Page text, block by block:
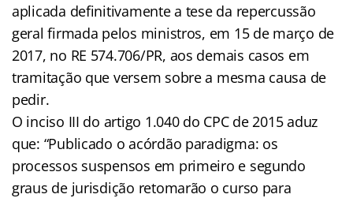
aplicada definitivamente a tese da repercussão
geral firmada pelos ministros, em 15 de março de
2017, no RE 574.706/PR, aos demais casos em
tramitação que versem sobre a mesma causa de
pedir.
O inciso III do artigo 1.040 do CPC de 2015 aduz
que: “Publicado o acórdão paradigma: os
processos suspensos em primeiro e segundo
graus de jurisdição retomarão o curso para